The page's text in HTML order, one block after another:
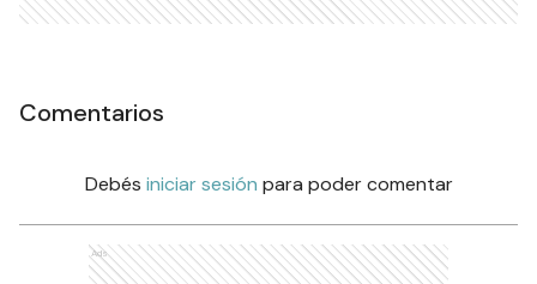
Comentarios
Debés iniciar sesión para poder comentar
Ads